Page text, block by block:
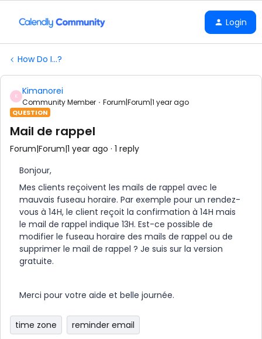
Login
How Do I...?
K Kimanorei
Community Member Forum|Forum|1 year ago
QUESTION
Mail de rappel
Forum|Forum|1 year ago 1 reply
Bonjour,
Mes clients reçoivent les mails de rappel avec le
mauvais fuseau horaire. Par exemple pour un rendez-
vous à 14H, le client reçoit la confirmation à 14H mais
le mail de rappel indique 13H. Est-ce possible de
modifier le fuseau horaire des mails de rappel ou de
supprimer le mail de rappel ? Je suis sur la version
gratuite.
Merci pour votre aide et belle journée.
time zone reminder email